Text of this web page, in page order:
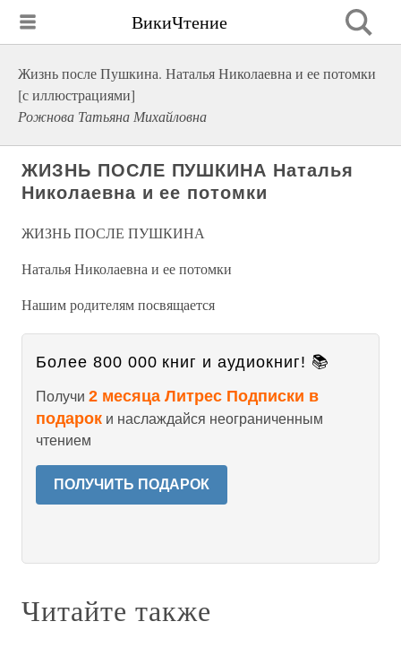
ВикиЧтение
Жизнь после Пушкина. Наталья Николаевна и ее потомки
[с иллюстрациями]
Рожнова Татьяна Михайловна
ЖИЗНЬ ПОСЛЕ ПУШКИНА Наталья
Николаевна и ее потомки
ЖИЗНЬ ПОСЛЕ ПУШКИНА
Наталья Николаевна и ее потомки
Нашим родителям посвящается
Более 800 000 книг и аудиокниг! 📚
Получи 2 месяца Литрес Подписки в
подарок и наслаждайся неограниченным
чтением
ПОЛУЧИТЬ ПОДАРОК
Читайте также